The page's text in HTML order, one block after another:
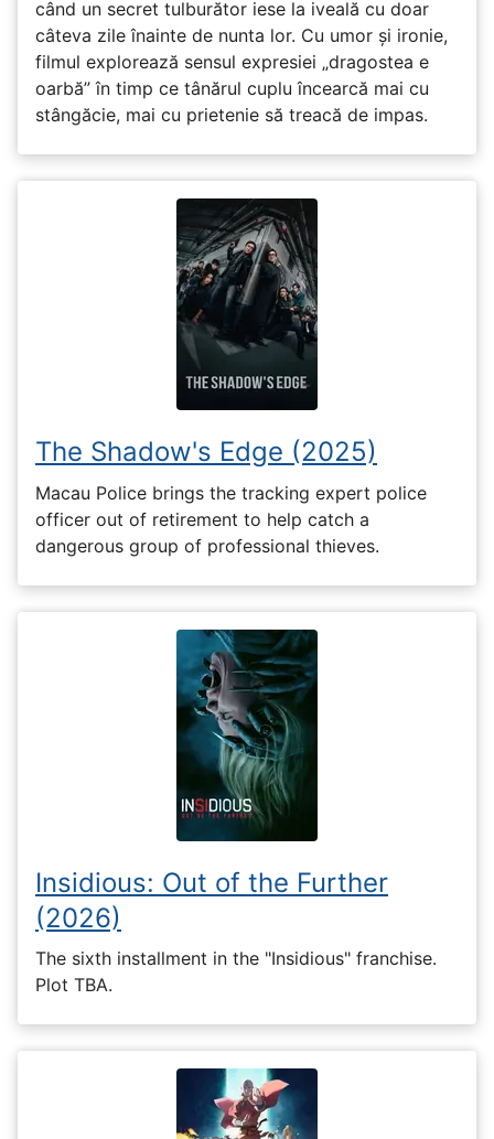
când un secret tulburător iese la iveală cu doar
câteva zile înainte de nunta lor. Cu umor și ironie,
filmul explorează sensul expresiei „dragostea e
oarbă” în timp ce tânărul cuplu încearcă mai cu
stângăcie, mai cu prietenie să treacă de impas.
The Shadow's Edge (2025)
Macau Police brings the tracking expert police
officer out of retirement to help catch a
dangerous group of professional thieves.
Insidious: Out of the Further
(2026)
The sixth installment in the "Insidious" franchise.
Plot TBA.